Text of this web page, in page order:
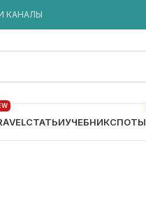
КАНАЛЫ
СТАТЬИУЧЕБНИКСПОТЫ